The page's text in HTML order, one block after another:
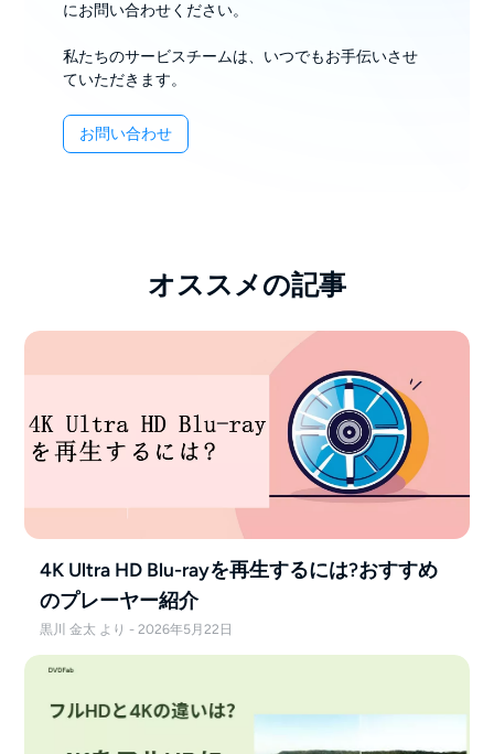
にお問い合わせください。
私たちのサービスチームは、いつでもお手伝いさせ
ていただきます。
お問い合わせ
オススメの記事
4K Ultra HD Blu-rayを再生するには?おすすめ
のプレーヤー紹介
黒川 金太 より - 2026年5月22日